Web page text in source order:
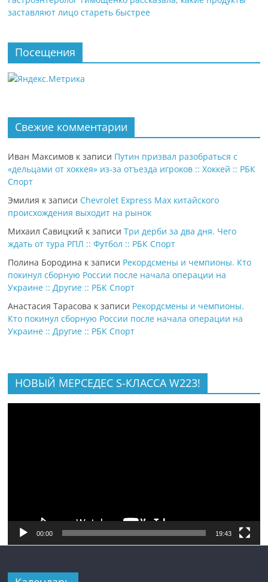
заставляют лицо стареть быстрее
Посещения
Свежие комментарии
Иван Максимов к записи Путин призвал разобраться с
«дельцами от хоккея» из-за отъезда игроков :: Хоккей :: РБК
Спорт
Эмилия к записи Chevrolet Express Max китайского
происхождения выходит на рынок
Михаил Савицкий к записиТри дерби за два дня. Чего
ждать от тура РПЛ :: Футбол :: РБК Спорт
Полина Бородина к записи Рекордсмены и чемпионы. Кто
покинул сборную России после начала операции на
Украине :: Другие :: РБК Спорт
Анастасия Тарасова к записи Рекордсмены и чемпионы.
Кто покинул сборную России после начала операции на
Украине :: Другие :: РБК Спорт
НОВЫЙ МЕРСЕДЕС S-КЛАССА W223!
00:00 19:43